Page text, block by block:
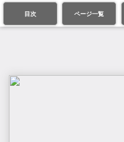
目次 ページ一覧